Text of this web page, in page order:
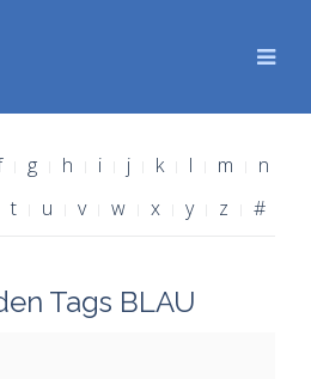
g h i j k l m
n
t u v w x y z #
Tags BLAU